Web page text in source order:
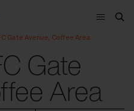
Menú
Gate Avenue, Coffee Area
Gate
Area